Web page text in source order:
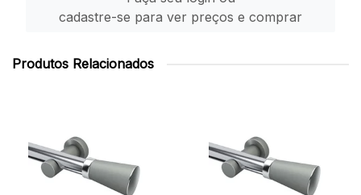
cadastre-se para ver preços e comprar
Produtos Relacionados